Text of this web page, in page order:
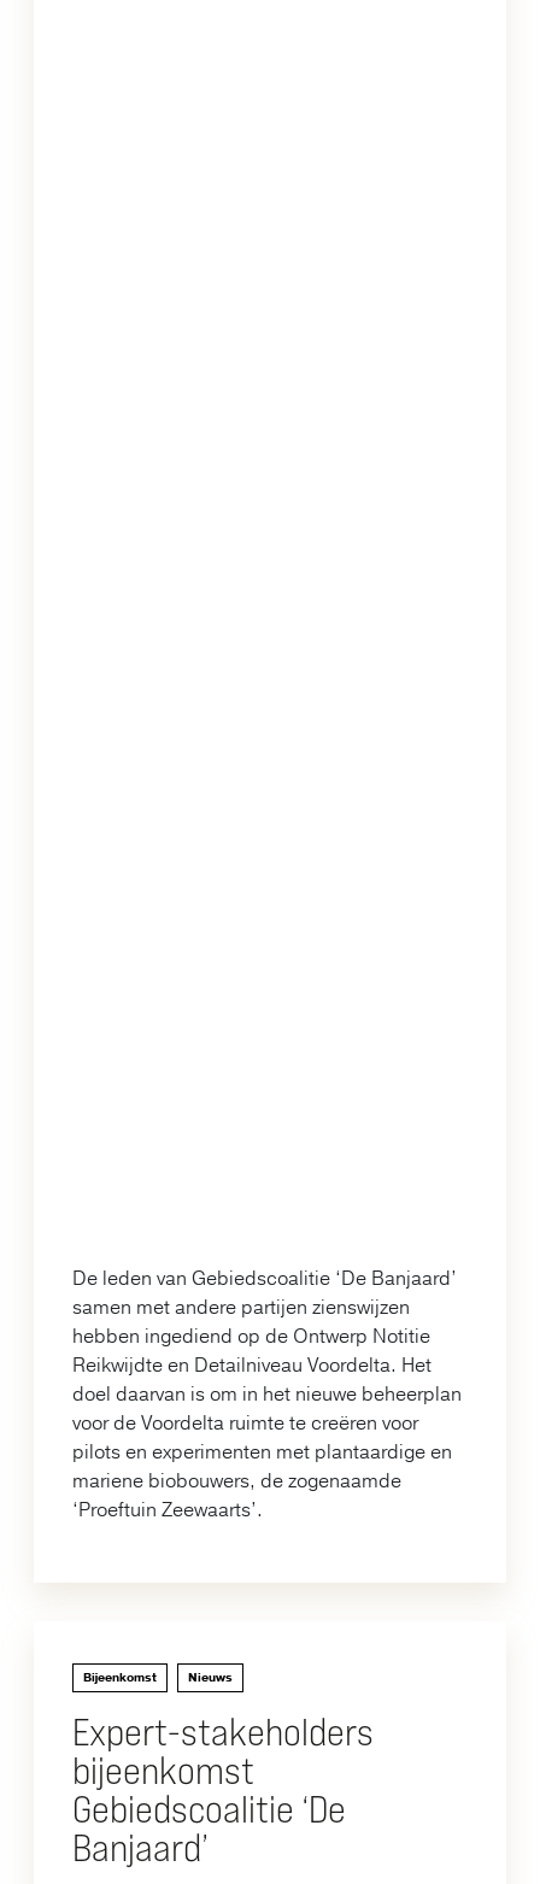
De leden van Gebiedscoalitie ‘De Banjaard’
samen met andere partijen zienswijzen
hebben ingediend op de Ontwerp Notitie
Reikwijdte en Detailniveau Voordelta. Het
doel daarvan is om in het nieuwe beheerplan
voor de Voordelta ruimte te creëren voor
pilots en experimenten met plantaardige en
mariene biobouwers, de zogenaamde
‘Proeftuin Zeewaarts’.
Bijeenkomst Nieuws
Expert-stakeholders
bijeenkomst
Gebiedscoalitie ‘De
Banjaard’